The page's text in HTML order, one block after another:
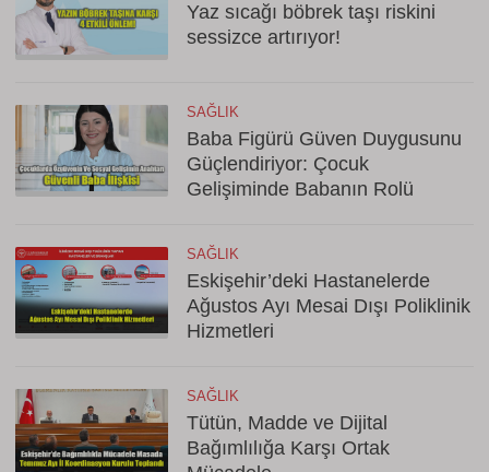
Yaz sıcağı böbrek taşı riskini
sessizce artırıyor!
SAĞLIK
Baba Figürü Güven Duygusunu
Güçlendiriyor: Çocuk
Gelişiminde Babanın Rolü
SAĞLIK
Eskişehir’deki Hastanelerde
Ağustos Ayı Mesai Dışı Poliklinik
Hizmetleri
SAĞLIK
Tütün, Madde ve Dijital
Bağımlılığa Karşı Ortak